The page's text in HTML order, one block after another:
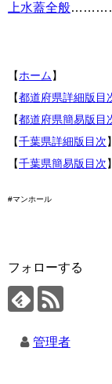
上水蓋全般
【ホーム】
【都道府県詳細版目
【都道府県簡易版目
【千葉県詳細版目次】
【千葉県簡易版目次】
#マンホール
フォローする
管理者